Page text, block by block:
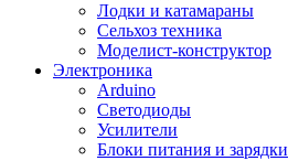
Лодки и катамараны
Сельхоз техника
Моделист-конструктор
Электроника
Arduino
Светодиоды
Усилители
Блоки питания и зарядки